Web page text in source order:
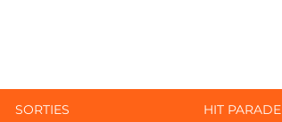
SORTIES HIT PARADE